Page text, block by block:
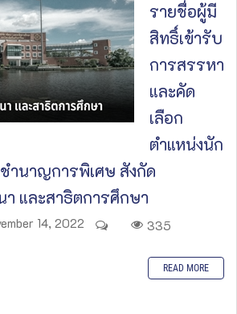
รายชื่อผู้มี
สิทธิ์เข้ารับ
การสรรหา
และคัด
เลือก
ตำแหน่งนัก
ำนาญการพิเศษ สังกัด
และสาธิตการศึกษา
14, 2022 335
READ MORE